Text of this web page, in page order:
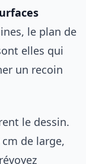
le plan de
elles qui
un recoin
le dessin.
de large,